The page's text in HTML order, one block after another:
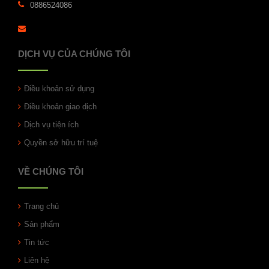
0886524086
DỊCH VỤ CỦA CHÚNG TÔI
Điều khoản sử dụng
Điều khoản giao dịch
Dịch vụ tiện ích
Quyền sở hữu trí tuệ
VỀ CHÚNG TÔI
Trang chủ
Sản phẩm
Tin tức
Liên hệ